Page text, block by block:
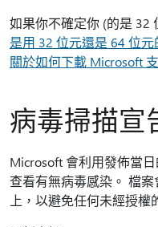
如果你不確定你 (的是 32
是用 32 位元還是 64 位元
關於如何下載 Microsoft
病毒掃描宣
Microsoft 會利用發佈當
查看有無病毒感染。 檔
上，以避免任何未經授權